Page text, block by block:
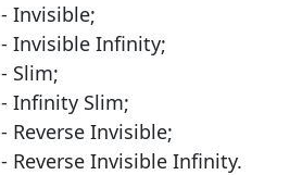
- Invisible;
- Invisible Infinity;
- Slim;
- Infinity Slim;
- Reverse Invisible;
- Reverse Invisible Infinity.